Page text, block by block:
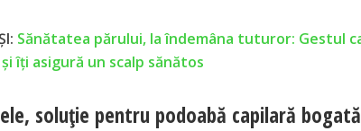
Sănătatea părului, la îndemâna tuturor: Gestul
îți asigură un scalp sănătos
soluţie pentru podoabă capilară bogată